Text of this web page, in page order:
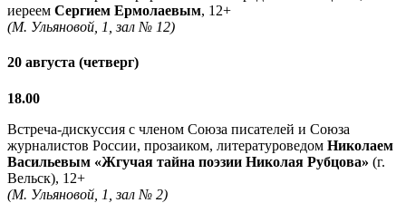
иереем Сергием Ермолаевым, 12+
(М. Ульяновой, 1, зал № 12)
20 августа (четверг)
18.00
Встреча-дискуссия с членом Союза писателей и Союза
журналистов России, прозаиком, литературоведом Николаем
Васильевым «Жгучая тайна поэзии Николая Рубцова» (г.
Вельск), 12+
(М. Ульяновой, 1, зал № 2)